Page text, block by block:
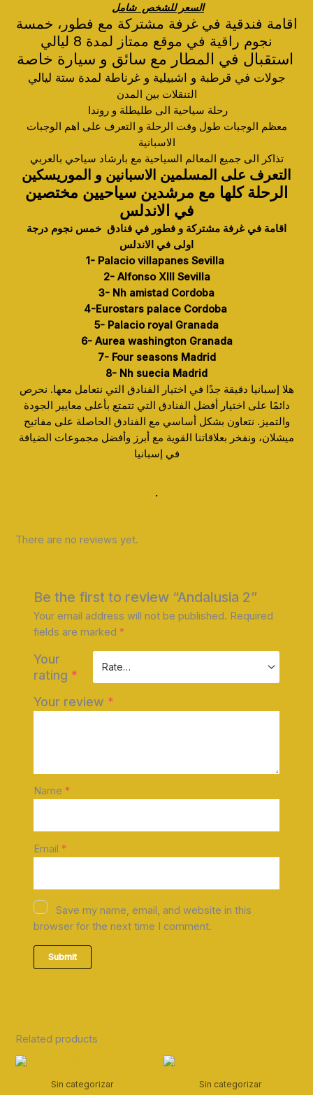
السعر للشخص شامل
اقامة فندقية في غرفة مشتركة مع فطور، خمسة
نجوم راقية في موقع ممتاز لمدة 8 ليالي
استقبال في المطار مع سائق و سيارة خاصة
جولات في قرطبة و اشبيلية و غرناطة لمدة ستة ليالي
التنقلات بين المدن
رحلة سياحية الى طليطلة و روندا
معظم الوجبات طول وقت الرحلة و التعرف على اهم الوجبات
الاسبانية
تذاكر الى جميع المعالم السياحية مع بارشاد سياحي بالعربي
التعرف على المسلمين الاسبانين و الموريسكين
الرحلة كلها مع مرشدين سياحيين مختصين
في الاندلس
اقامة في غرفة مشتركة و فطور في فنادق خمس نجوم درجة
اولى في الاندلس
1- Palacio villapanes Sevilla
2- Alfonso XIII Sevilla
3- Nh amistad Cordoba
4-Eurostars palace Cordoba
5- Palacio royal Granada
6- Aurea washington Granada
7- Four seasons Madrid
8- Nh suecia Madrid
هلا إسبانيا دقيقة جدًا في اختيار الفنادق التي نتعامل معها. نحرص
دائمًا على اختيار أفضل الفنادق التي تتمتع بأعلى معايير الجودة
والتميز. نتعاون بشكل أساسي مع الفنادق الحاصلة على مفاتيح
ميشلان، ونفخر بعلاقاتنا القوية مع أبرز وأفضل مجموعات الضيافة
في إسبانيا
.
There are no reviews yet.
Be the first to review “Andalusia 2”
Your email address will not be published. Required
fields are marked *
Your
rating *
Your review *
Name *
Email *
Save my name, email, and website in this
browser for the next time I comment.
Related products
Sin categorizar Sin categorizar